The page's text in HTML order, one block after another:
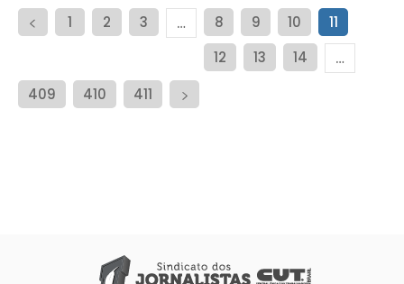
1 2 3 … 8 9 10
11
12
13 14
…
409
410 411